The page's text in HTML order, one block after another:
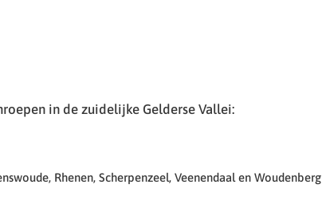
in de zuidelijke Gelderse Vallei:
Rhenen, Scherpenzeel, Veenendaal en Woudenberg